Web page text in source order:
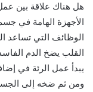
هل هناك علاقة بين
الأجهزة الهامة في
الوظائف التي تساعد
القلب يضخ الدم
يبدأ عمل الرئة في
ومن ثم ضخه إلى